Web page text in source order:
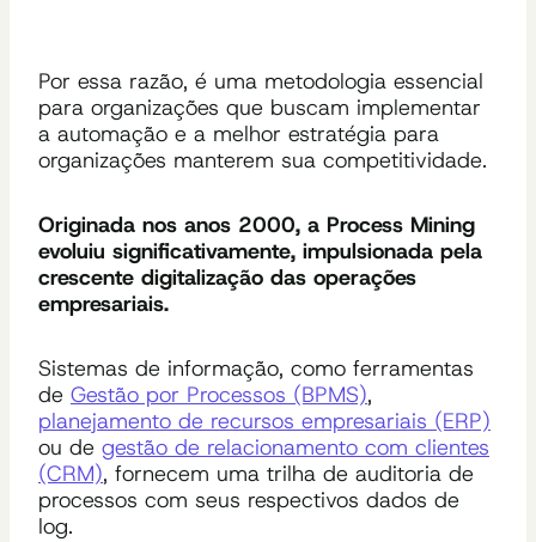
Por essa razão, é uma metodologia essencial
para organizações que buscam implementar
a automação e a melhor estratégia para
organizações manterem sua competitividade.
Originada nos anos 2000, a Process Mining
evoluiu significativamente, impulsionada pela
crescente digitalização das operações
empresariais.
Sistemas de informação, como ferramentas
de Gestão por Processos (BPMS),
planejamento de recursos empresariais (ERP)
ou de gestão de relacionamento com clientes
(CRM), fornecem uma trilha de auditoria de
processos com seus respectivos dados de
log.